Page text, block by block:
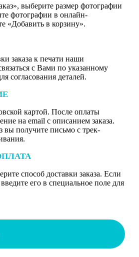
выберите размер фотографии
фотографии в онлайн-
«Добавить в корзину».
заказа к печати наши
с Вами по указанному
согласования деталей.
картой. После оплаты
на email с описанием заказа.
вы получите письмо с трек-
способ доставки заказа. Если
его в специальное поле для